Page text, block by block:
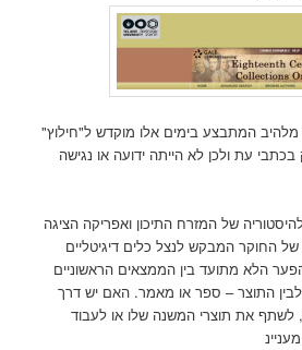
המתבצע בימים אלו מוקדש ל"חילוץ"
עת ולכן לא הייתה ידועה או נגישה
של המזרח התיכון ואפריקה הציגה
החוקר המבקש לנצל כלים דיגיטליים
הלא מתועד בין הממצאים הראשוניים
התוצר – ספר או מאמר. האם יש דרך
את תוצרי המשנה שלו או לעבוד